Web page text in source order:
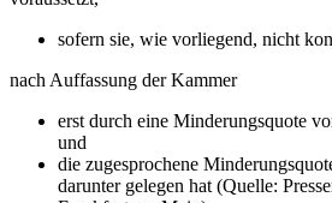
sofern sie, wie vorliegend, nicht
nach Auffassung der Kammer
erst durch eine Minderungsquote
und
die zugesprochene
darunter gelegen hat (Quelle: